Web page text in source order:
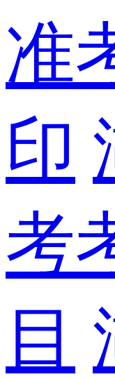
准
印
考
目